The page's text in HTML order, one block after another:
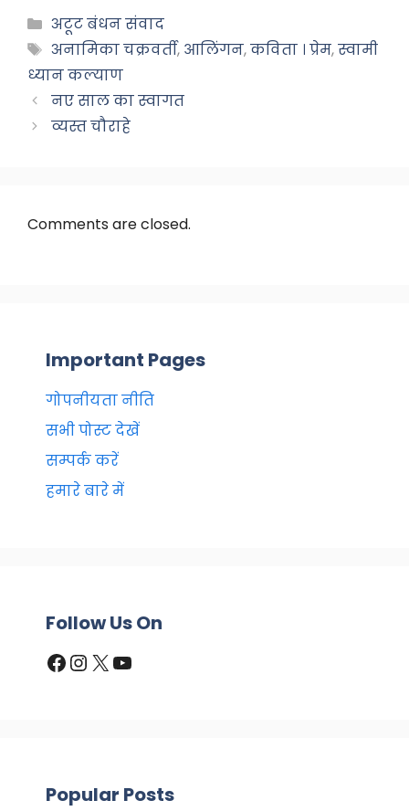
c
e
b
o
o
a
ts
A
p
p
gr
m
e
Categories
अटूट बंधन संवाद
Tags
अनामिका चक्रवर्ती, आलिंगन,कविता । प्रेम,स्वामी
ध्यान कल्याण
नए साल का स्वागत
व्यस्त चौराहे
Comments are closed.
Important Pages
गोपनीयता नीति
सभी पोस्ट देखें
सम्पर्क करें
हमारे बारे में
Follow Us On
Facebook
Instagram
X YouTube
Popular Posts